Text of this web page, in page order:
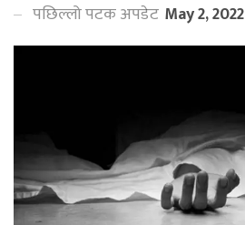
पछिल्लो पटक अपडेट May 2, 2022